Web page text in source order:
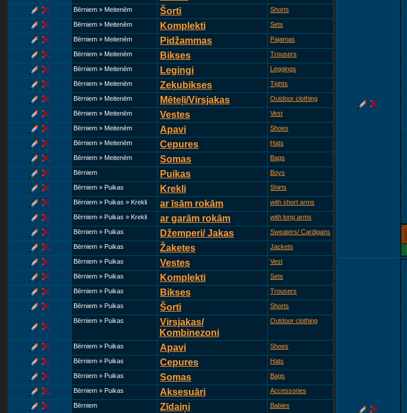
Bērniem » Meitenēm Šorti Shorts
Bērniem » Meitenēm Komplekti Sets
Bērniem » Meitenēm Pidžammas Pajamas
Bērniem » Meitenēm Bikses Trousers
Bērniem » Meitenēm Legingi Leggings
Bērniem » Meitenēm Zeķubikses Tights
Bērniem » Meitenēm Mēteļi/Virsjakas Outdoor clothing
Bērniem » Meitenēm Vestes Vest
Bērniem » Meitenēm Apavi Shoes
Bērniem » Meitenēm Cepures Hats
Bērniem » Meitenēm Somas Bags
Bērniem Puikas Boys
Bērniem » Puikas Krekli Shirts
Bērniem » Puikas » Krekli ar īsām rokām with short arms
Bērniem » Puikas » Krekli ar garām rokām with long arms
Bērniem » Puikas Džemperi/ Jakas Sweaters/ Cardigans
Bērniem » Puikas Žaketes Jackets
Bērniem » Puikas Vestes Vest
Bērniem » Puikas Komplekti Sets
Bērniem » Puikas Bikses Trousers
Bērniem » Puikas Šorti Shorts
Bērniem » Puikas
Virsjakas/
Kombinezoni
Outdoor clothing
Bērniem » Puikas Apavi Shoes
Bērniem » Puikas Cepures Hats
Bērniem » Puikas Somas Bags
Bērniem » Puikas Aksesuāri Accessories
Bērniem Zīdaiņi Babies